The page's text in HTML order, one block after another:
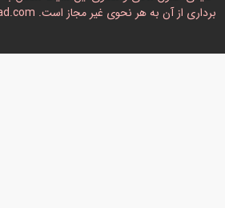
برداری از آن به هر نحوی غیر مجاز است. Copyright © 2026 DonYad.com